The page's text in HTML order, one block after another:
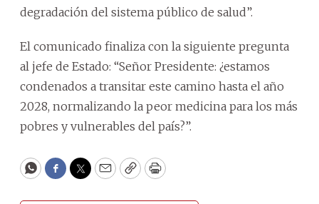
degradación del sistema público de salud”.
El comunicado finaliza con la siguiente pregunta
al jefe de Estado: “Señor Presidente: ¿estamos
condenados a transitar este camino hasta el año
2028, normalizando la peor medicina para los más
pobres y vulnerables del país?”.
WhatsApp
Facebook
Twitter
EmailCopyPrint